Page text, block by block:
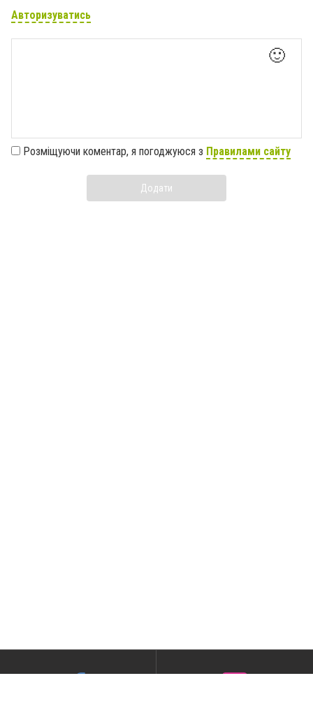
Авторизуватись
🙂
Розміщуючи коментар, я погоджуюся з Правилами сайту
Додати